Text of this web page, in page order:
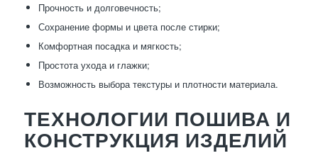
Прочность и долговечность;
Сохранение формы и цвета после стирки;
Комфортная посадка и мягкость;
Простота ухода и глажки;
Возможность выбора текстуры и плотности материала.
ТЕХНОЛОГИИ ПОШИВА И
КОНСТРУКЦИЯ ИЗДЕЛИЙ